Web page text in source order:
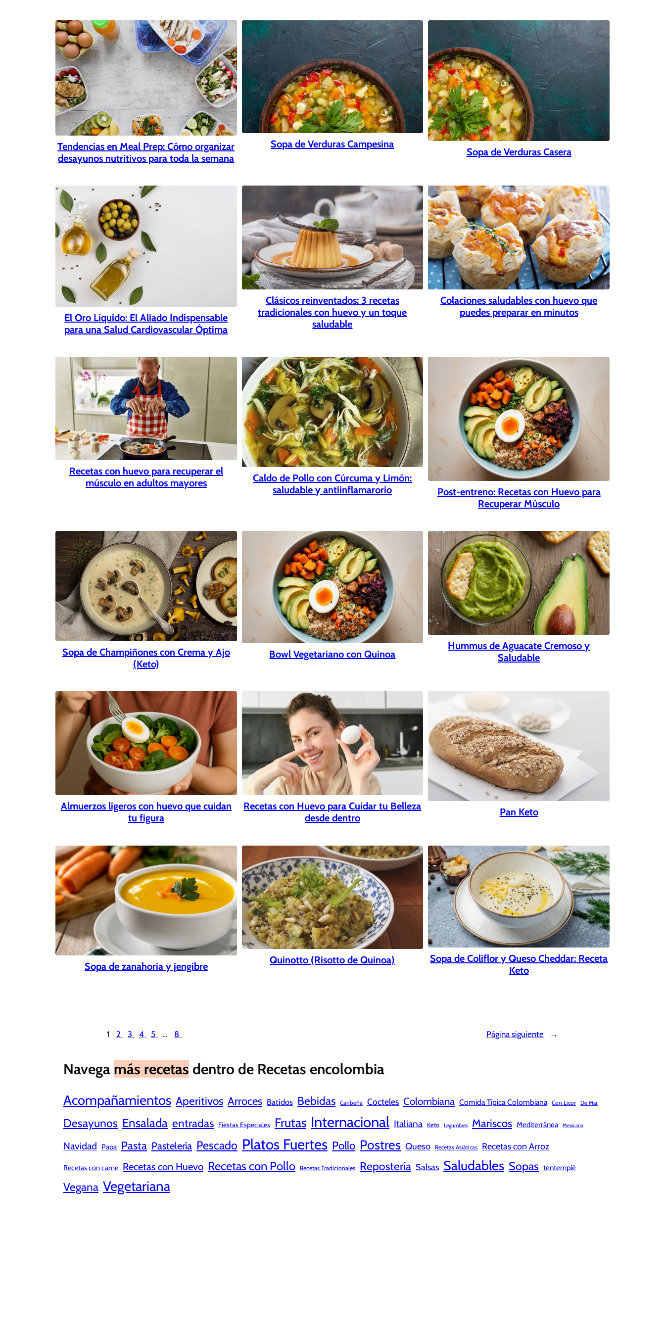
Tendencias en Meal Prep: Cómo organizar
desayunos nutritivos para toda la semana
Sopa de Verduras Campesina
Sopa de Verduras Casera
El Oro Líquido: El Aliado Indispensable
para una Salud Cardiovascular Óptima
Clásicos reinventados: 3 recetas
tradicionales con huevo y un toque
saludable
Colaciones saludables con huevo que
puedes preparar en minutos
Recetas con huevo para recuperar el
músculo en adultos mayores
Caldo de Pollo con Cúrcuma y Limón:
saludable y antiinflamarorio
Post-entreno: Recetas con Huevo para
Recuperar Músculo
Sopa de Champiñones con Crema y Ajo
(Keto)
Bowl Vegetariano con Quinoa
Hummus de Aguacate Cremoso y
Saludable
Almuerzos ligeros con huevo que cuidan
tu figura
Recetas con Huevo para Cuidar tu Belleza
desde dentro
Pan Keto
Sopa de zanahoria y jengibre
Quinotto (Risotto de Quinoa)
Sopa de Coliflor y Queso Cheddar: Receta
Keto
1 2 3 4 5 … 8 Página siguiente →
Navega más recetas dentro de Recetas encolombia
Acompañamientos Aperitivos Arroces Batidos Bebidas Caribeña Cocteles Colombiana Comida Típica Colombiana Con Licor De Mar
Desayunos Ensalada entradas Fiestas Especiales Frutas Internacional Italiana Keto Legumbres Mariscos Mediterránea Mexicana
Navidad Papa Pasta Pastelería Pescado Platos Fuertes Pollo Postres Queso Recetas Asiáticas Recetas con Arroz
Recetas con carne Recetas con Huevo Recetas con Pollo Recetas Tradicionales Repostería Salsas Saludables Sopas tentempié
Vegana Vegetariana